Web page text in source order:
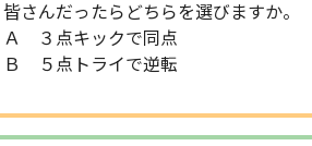
皆さんだったらどちらを選びますか。
Ａ ３点キックで同点
Ｂ ５点トライで逆転